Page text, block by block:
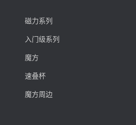
磁力系列
入门级系列
魔方
速叠杯
魔方周边